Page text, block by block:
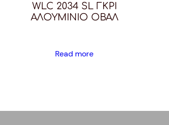
WLC 2034 SL ΓΚΡΙ
ΑΛΟΥΜΙΝΙΟ ΟΒΑΛ
Read more